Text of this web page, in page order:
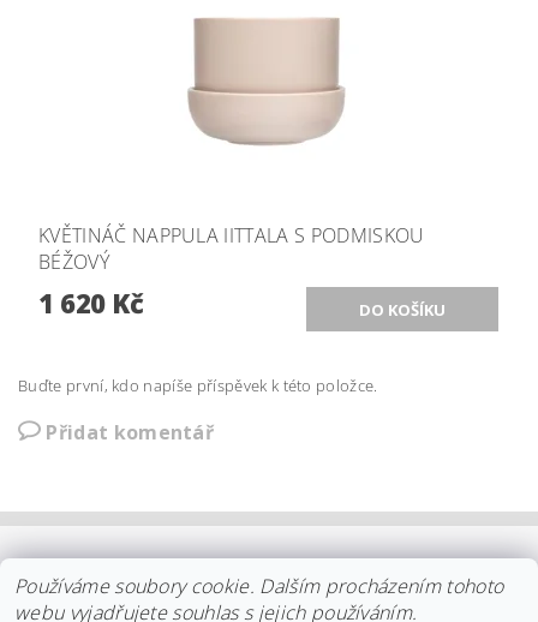
KVĚTINÁČ NAPPULA IITTALA S PODMISKOU
BÉŽOVÝ
1 620 Kč
Buďte první, kdo napíše příspěvek k této položce.
Přidat komentář
| KOLEKCE STELTON | DISTRIBUCE IITTALA |
REKLAMACE/ODSTOUPENÍ | VŠE O NÁKUPU | KDO JSME
Používáme soubory cookie. Dalším procházením tohoto
webu vyjadřujete souhlas s jejich používáním.